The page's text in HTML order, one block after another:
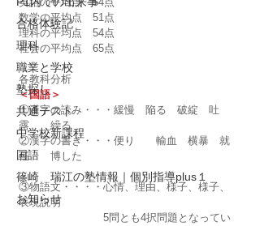
合格体験記
理科
職業と学校
塾探し
共通テスト
中学校新課程
国語
篠崎 瑞江の塾情報｜個別指導plus１
お知らせ
数学の平均点　51点
理科の平均点　54点
社会の平均点　65点
各教科分析
＜国語＞
①漢字の読み・・・緩慢　陥る　破綻　吐
露　　繰る
②漢字の書き・・・便り　　輸血　横暴　就
任　　博した
③物語文・・・・心情、理由、様子、様子、
表現説明
5問とも4択問題となってい